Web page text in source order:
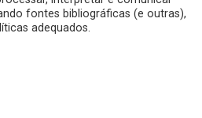
fontes bibliográficas (e outras),
adequados.